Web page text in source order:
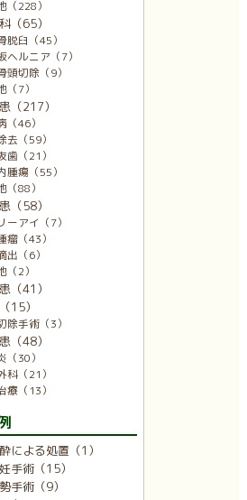
（228）
（65）
脱臼（45）
ヘルニア（7）
頭切除（9）
（7）
（217）
（46）
去（59）
歯（21）
腫瘍（55）
（88）
（58）
ーアイ（7）
瘤（43）
出（6）
（2）
（41）
15）
除手術（3）
（48）
（30）
科（21）
療（13）
による処置（1）
手術（15）
手術（9）